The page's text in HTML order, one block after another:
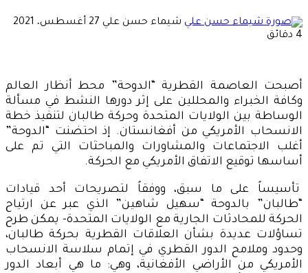
شيماء حسن علي أرسل
27 أغسطس، 2021
4 دقائق
أصبحت العاصمة القطرية “الدوحة” محط أنظار العالم
وكافة الخبراء والمحللين على إثر دورها النشط في مسألة
الوساطة بين الولايات المتحدة وحركة طالبان لتنفيذ خطة
الانسحاب الأمريكي من أفغانستان. إذ احتضنت “الدوحة”
أغلب الاجتماعات والمشاورات والمباحثات التي تم على
أساسها توقيع الاتفاق الأمريكي مع الحركة.
تأسيساً على ما سبق، ووفقاً لتصريحات أحد قيادات
“طالبان” بالدوحة “سهيل شاهين” الذي عبر عن ارتياح
الحركة للمحادثات الجارية مع الولايات المتحدة- يمكن طرح
تساؤلات عديدة بشأن العلاقات القطرية بحركة طالبان،
وحدود وملامح الدور القطري في إتمام سلاسة الانسحاب
الأمريكي من الأراضي الأفغانية، وهي: ما هي أبعاد الدور